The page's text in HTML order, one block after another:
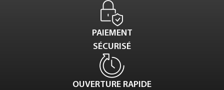
PAIEMENT
SÉCURISÉ
OUVERTURE RAPIDE